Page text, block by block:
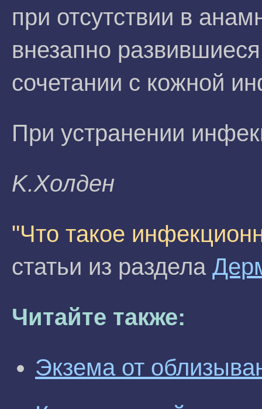
при отсутствии в
внезапно
сочетании с кожной
При устранении
K.Xoлдeн
"Что такое
статьи из раздела
Читайте также:
Экзема от